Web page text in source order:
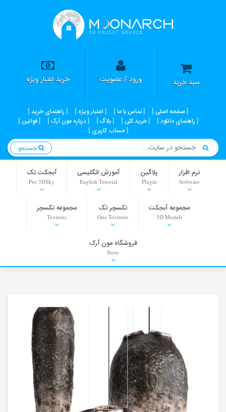
سبد خرید ورود / عضویت خرید اعتبار ویژه
صفحه اصلی تماس با ما اعتبار ویژه
راهنمای خرید
راهنمای دانلود
خرید کلی بلاگ درباره مون آرک
قوانین
حساب کاربری
نرم افزار
Software
پلاگین
Plugin
آموزش انگلیسی
English Tutorial
آبجکت تک
Pro 3DSky
مجموعه آبجکت
3D Models
تکسچر تک
One Textures
مجموعه تکسچر
Textures
PNG-PSD
فروشگاه مون آرک
Store